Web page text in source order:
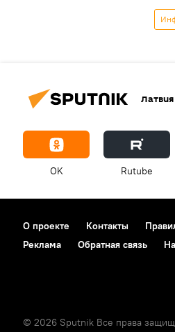
Латвия
OK Rutube
О проекте Контакты
Реклама
Обратная связь
© 2026 Sputnik Все права